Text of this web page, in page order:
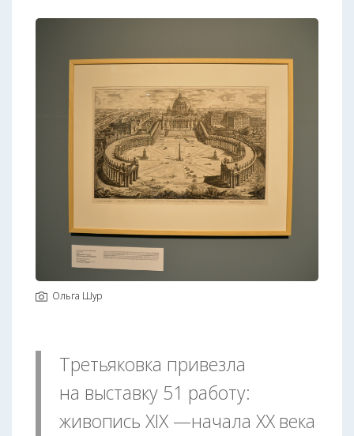
Ольга Шур
Третьяковка привезла
на выставку 51 работу:
живопись XIX —начала ХХ века